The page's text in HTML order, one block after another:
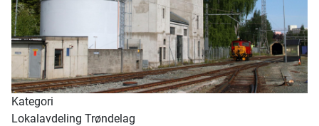
Kategori
Lokalavdeling Trøndelag